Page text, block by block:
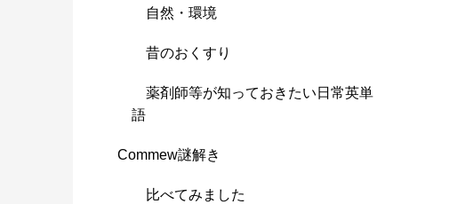
自然・環境
昔のおくすり
薬剤師等が知っておきたい日常英単
語
Commew謎解き
比べてみました